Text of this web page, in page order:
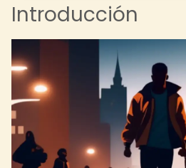
Introducción